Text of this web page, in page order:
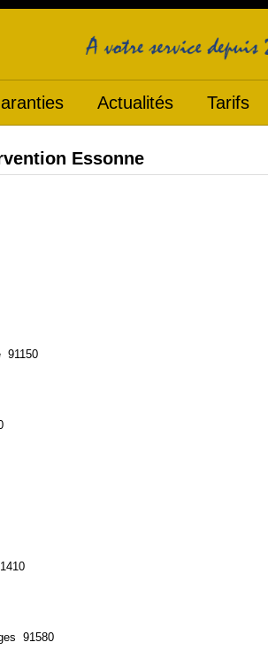
Actualités Tarifs
Essonne
91150
91580